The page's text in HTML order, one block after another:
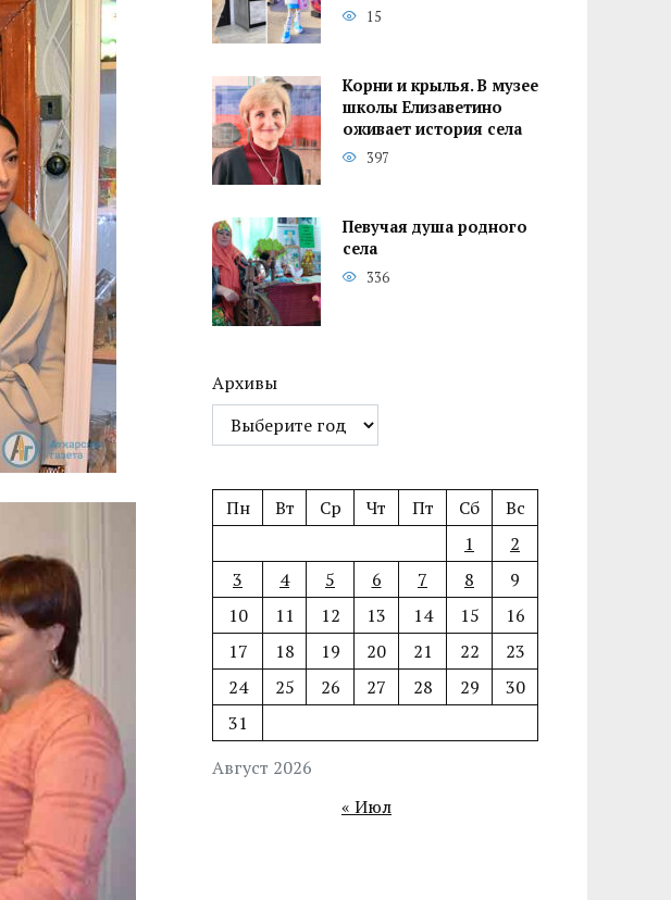
15
Корни и крылья. В музее
школы Елизаветино
оживает история села
397
Певучая душа родного
села
336
Архивы
Август 2026
Пн Вт Ср Чт Пт Сб
Вс
1
2
3
4 5 6 7 8
9
10
11 12 13 14 15
16
17
18 19 20 21 22
23
24
25 26 27 28 29
30
31
« Июл